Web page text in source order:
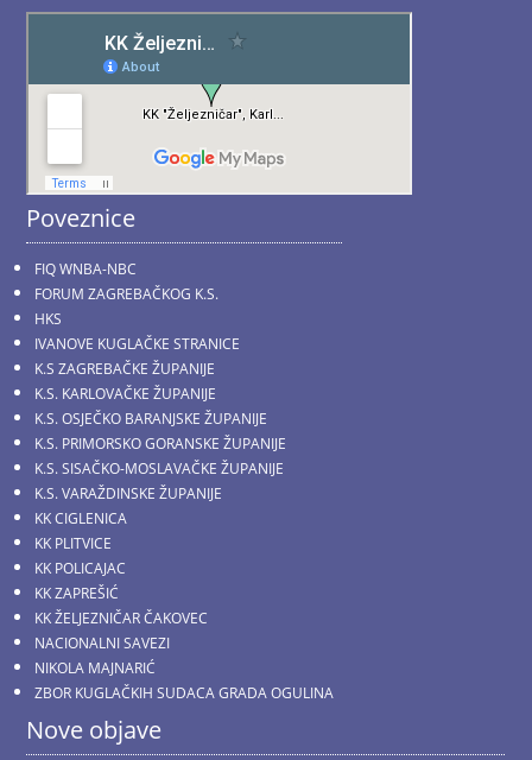
Poveznice
FIQ WNBA-NBC
FORUM ZAGREBAČKOG K.S.
HKS
IVANOVE KUGLAČKE STRANICE
K.S ZAGREBAČKE ŽUPANIJE
K.S. KARLOVAČKE ŽUPANIJE
K.S. OSJEČKO BARANJSKE ŽUPANIJE
K.S. PRIMORSKO GORANSKE ŽUPANIJE
K.S. SISAČKO-MOSLAVAČKE ŽUPANIJE
K.S. VARAŽDINSKE ŽUPANIJE
KK CIGLENICA
KK PLITVICE
KK POLICAJAC
KK ZAPREŠIĆ
KK ŽELJEZNIČAR ČAKOVEC
NACIONALNI SAVEZI
NIKOLA MAJNARIĆ
ZBOR KUGLAČKIH SUDACA GRADA OGULINA
Nove objave